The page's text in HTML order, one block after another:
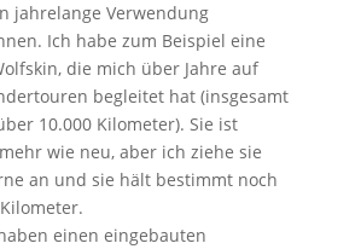
jahrelange Verwendung
Ich habe zum Beispiel eine
die mich über Jahre auf
begleitet hat (insgesamt
10.000 Kilometer). Sie ist
wie neu, aber ich ziehe sie
an und sie hält bestimmt noch
einen eingebauten